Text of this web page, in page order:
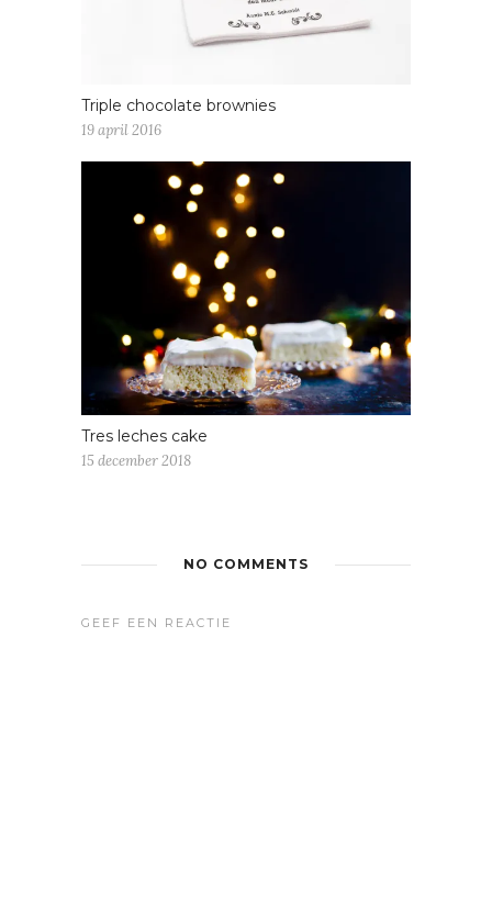
Triple chocolate brownies
19 april 2016
Tres leches cake
15 december 2018
NO COMMENTS
GEEF EEN REACTIE